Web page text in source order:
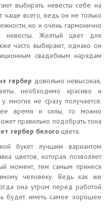
выбирать невесты себе на
чаще всего, ведь он не только
но и очень гармонично
невесты. Желтый цвет для
часто выбирают, однако он
свадебным нарядам
гербер довольно невысокая,
необходимо красиво и
многих не сразу получается.
время и силы, то можно
правильно подобрать тона
гербер белого цвета.
букет лучшим вариантом
цветов, которая позволяет
момент, тем самым принеся
человеку. Ведь как же
она утром перед работой
будет иметь самое хорошее